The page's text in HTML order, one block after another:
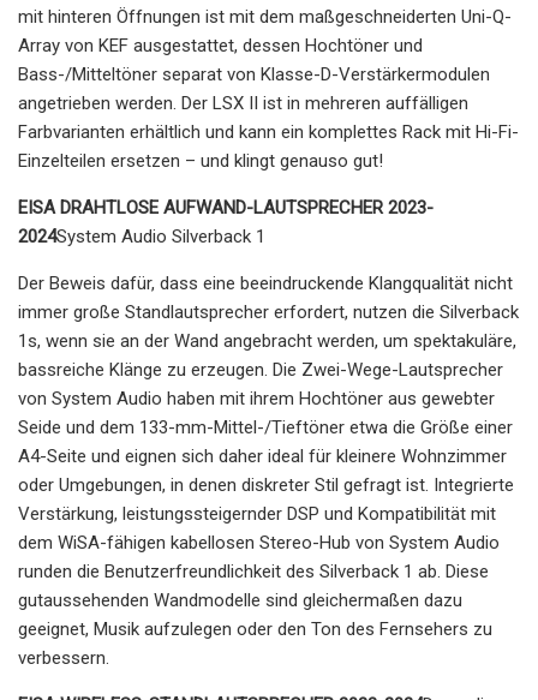
mit hinteren Öffnungen ist mit dem maßgeschneiderten Uni-Q-
Array von KEF ausgestattet, dessen Hochtöner und
Bass-/Mitteltöner separat von Klasse-D-Verstärkermodulen
angetrieben werden. Der LSX II ist in mehreren auffälligen
Farbvarianten erhältlich und kann ein komplettes Rack mit Hi-Fi-
Einzelteilen ersetzen – und klingt genauso gut!
EISA DRAHTLOSE AUFWAND-LAUTSPRECHER 2023-
2024System Audio Silverback 1
Der Beweis dafür, dass eine beeindruckende Klangqualität nicht
immer große Standlautsprecher erfordert, nutzen die Silverback
1s, wenn sie an der Wand angebracht werden, um spektakuläre,
bassreiche Klänge zu erzeugen. Die Zwei-Wege-Lautsprecher
von System Audio haben mit ihrem Hochtöner aus gewebter
Seide und dem 133-mm-Mittel-/Tieftöner etwa die Größe einer
A4-Seite und eignen sich daher ideal für kleinere Wohnzimmer
oder Umgebungen, in denen diskreter Stil gefragt ist. Integrierte
Verstärkung, leistungssteigernder DSP und Kompatibilität mit
dem WiSA-fähigen kabellosen Stereo-Hub von System Audio
runden die Benutzerfreundlichkeit des Silverback 1 ab. Diese
gutaussehenden Wandmodelle sind gleichermaßen dazu
geeignet, Musik aufzulegen oder den Ton des Fernsehers zu
verbessern.